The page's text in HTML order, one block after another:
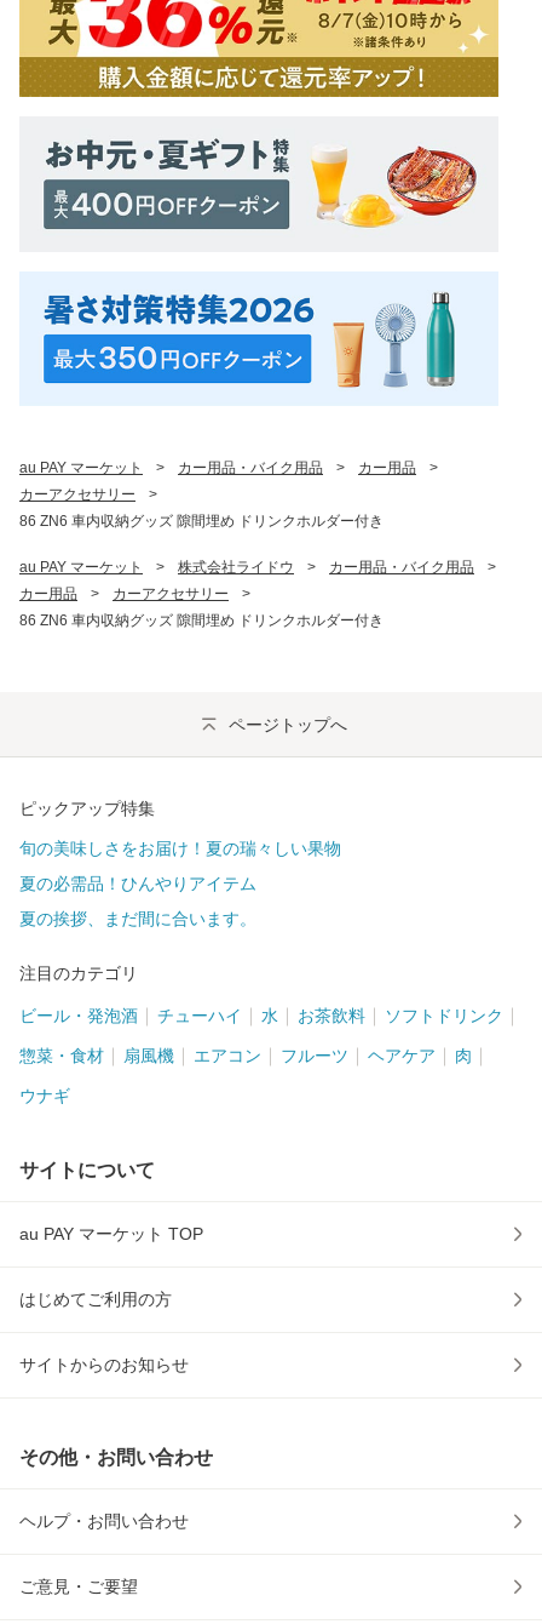
au PAY マーケット > カー用品・バイク用品 > カー用品
>
カーアクセサリー
>
86 ZN6 車内収納グッズ 隙間埋め ドリンクホルダー付き
au PAY マーケット > 株式会社ライドウ > カー用品・バイク用品
>
カー用品
> カーアクセサリー
>
86 ZN6 車内収納グッズ 隙間埋め ドリンクホルダー付き
ページトップへ
ピックアップ特集
旬の美味しさをお届け！夏の瑞々しい果物
夏の必需品！ひんやりアイテム
夏の挨拶、まだ間に合います。
注目のカテゴリ
ビール・発泡酒 チューハイ 水 お茶飲料 ソフトドリンク
惣菜・食材 扇風機 エアコン フルーツ ヘアケア 肉
ウナギ
サイトについて
au PAY マーケット TOP
はじめてご利用の方
サイトからのお知らせ
その他・お問い合わせ
ヘルプ・お問い合わせ
ご意見・ご要望